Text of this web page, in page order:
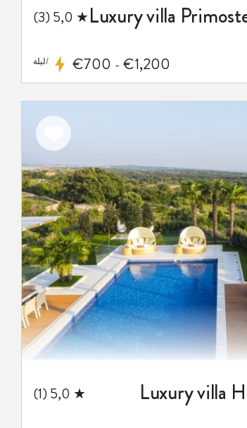
★ 5,0 (3)
€700 - €1,200 /ليلة
المفضلة
Luxury villa
★ 5,0 (1)